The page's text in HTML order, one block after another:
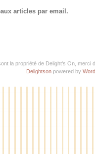
articles par email.
la propriété de Delight's On,
Delightson powered by